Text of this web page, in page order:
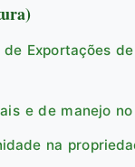
Exportações
e de manejo
na